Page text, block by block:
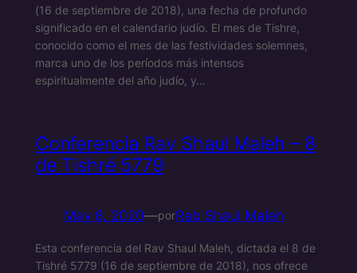
(16 de septiembre de 2018), una fecha de profundo
significado en el calendario judío. El mes de Tishre,
conocido como el mes de las festividades solemnes,
marca uno de los períodos más intensos
espiritualmente del año judío, y…
Conferencia Rav Shaul Maleh – 8
de Tishré 5779
May 8, 2020—porRab Shaul Maleh
Esta conferencia del Rav Shaul Maleh, dictada el 8 de
Tishré 5779 (16 de septiembre de 2018), nos ofrece